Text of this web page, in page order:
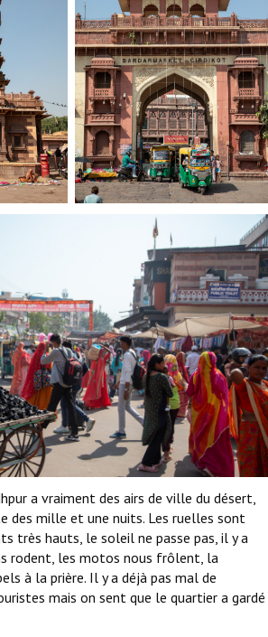
a vraiment des airs de ville du désert,
des mille et une nuits. Les ruelles sont
très hauts, le soleil ne passe pas, il y a
rodent, les motos nous frôlent, la
à la prière. Il y a déjà pas mal de
mais on sent que le quartier a gardé